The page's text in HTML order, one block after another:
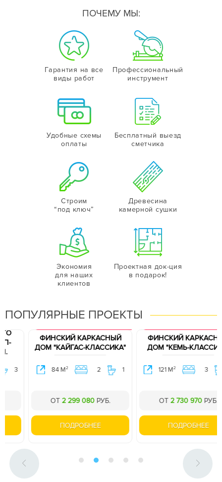
ПОЧЕМУ МЫ:
Гарантия на все
виды работ
Профессиональный
инструмент
Удобные схемы
оплаты
Бесплатный выезд
сметчика
Строим
“под ключ”
Древесина
камерной сушки
Экономия
для наших
клиентов
Проектная док-ция
в подарок!
ПОПУЛЯРНЫЕ ПРОЕКТЫ
ФИНСКИЙ КАРКАСНЫЙ
ДОМ "КАЙГАС-КЛАССИКА"
84 М2 2 1
2 299 080РУБ.
ПОДРОБНЕЕ
ФИНСКИЙ КАРКАСНЫЙ
ДОМ "КЕМЬ-КЛАССИКА"
121 М2 3 2
2 730 970РУБ.
ПОДРОБНЕЕ